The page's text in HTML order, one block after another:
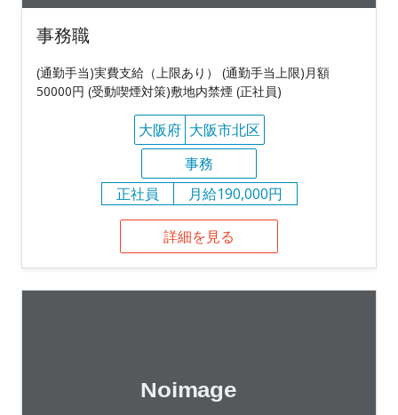
事務職
(通勤手当)実費支給（上限あり） (通勤手当上限)月額
50000円 (受動喫煙対策)敷地内禁煙 (正社員)
大阪府 大阪市北区
事務
正社員
月給190,000円
詳細を見る